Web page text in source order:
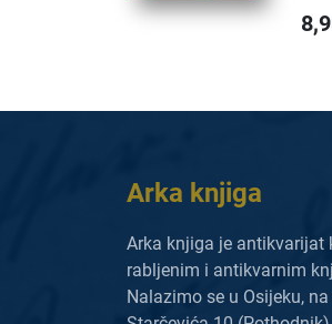
Arka knjiga
Arka knjiga je antikvarijat
rabljenim i antikvarnim
Nalazimo se u Osijeku,